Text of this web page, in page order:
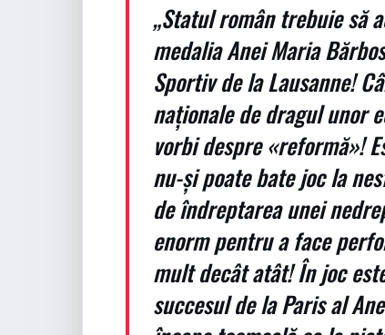
„Statul român trebuie să
medalia Anei Maria
Sportiv de la Lausanne!
naționale de dragul unor
vorbi despre «reformă»!
nu-și poate bate joc la
de îndreptarea unei
enorm pentru a face
mult decât atât! În joc
succesul de la Paris al